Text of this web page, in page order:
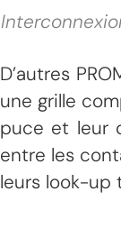
D’autres
une grille
puce et leur
entre les
leurs look-up